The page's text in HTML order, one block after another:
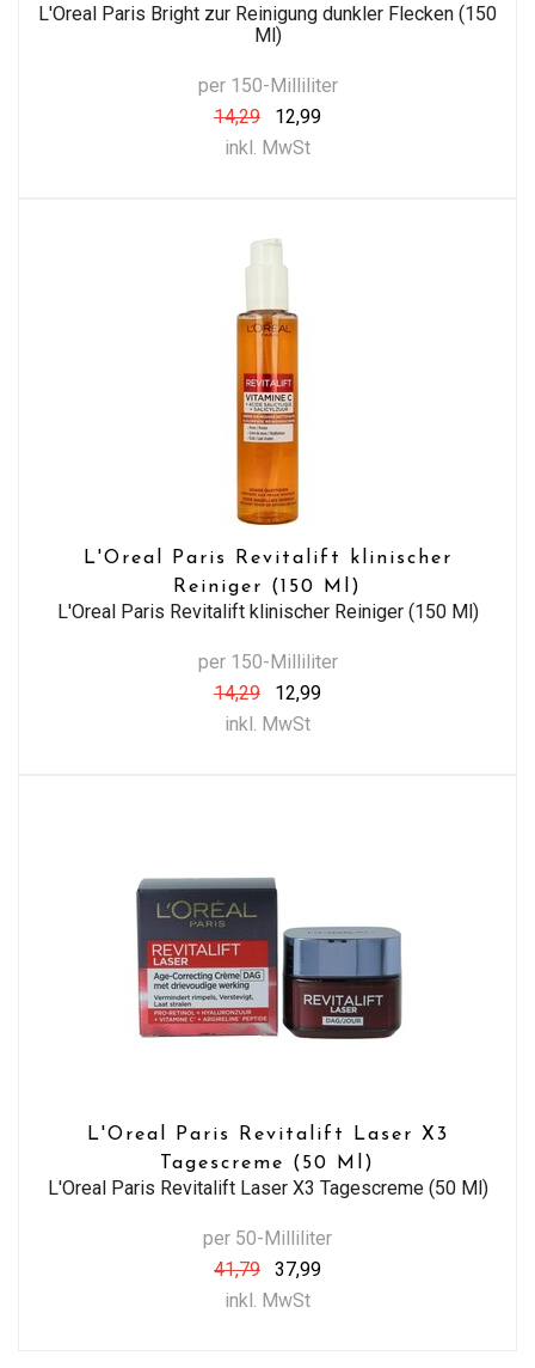
L'Oreal Paris Bright zur Reinigung dunkler Flecken (150
Ml)
per 150-Milliliter
14,29
12,99
inkl. MwSt
L'Oreal Paris Revitalift klinischer
Reiniger (150 Ml)
L'Oreal Paris Revitalift klinischer Reiniger (150 Ml)
per 150-Milliliter
14,29
12,99
inkl. MwSt
L'Oreal Paris Revitalift Laser X3
Tagescreme (50 Ml)
L'Oreal Paris Revitalift Laser X3 Tagescreme (50 Ml)
per 50-Milliliter
41,79
37,99
inkl. MwSt